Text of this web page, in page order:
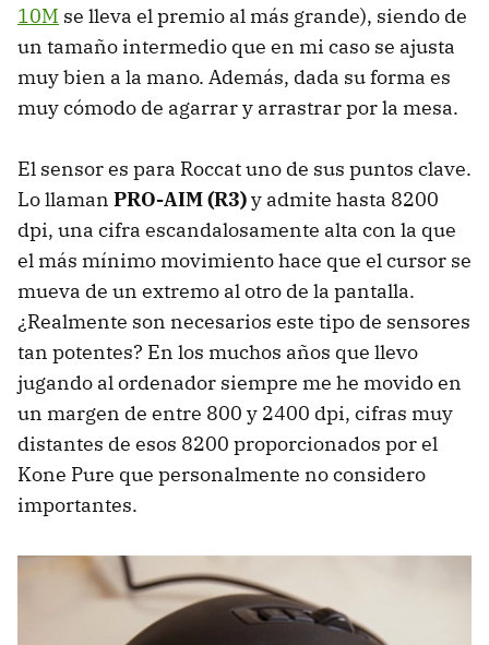
10M se lleva el premio al más grande), siendo de
un tamaño intermedio que en mi caso se ajusta
muy bien a la mano. Además, dada su forma es
muy cómodo de agarrar y arrastrar por la mesa.
El sensor es para Roccat uno de sus puntos clave.
Lo llaman PRO-AIM (R3)y admite hasta 8200
dpi, una cifra escandalosamente alta con la que
el más mínimo movimiento hace que el cursor se
mueva de un extremo al otro de la pantalla.
¿Realmente son necesarios este tipo de sensores
tan potentes? En los muchos años que llevo
jugando al ordenador siempre me he movido en
un margen de entre 800 y 2400 dpi, cifras muy
distantes de esos 8200 proporcionados por el
Kone Pure que personalmente no considero
importantes.